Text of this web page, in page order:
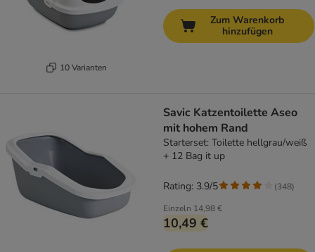
10 Varianten
Zum Warenkorb
hinzufügen
Savic Katzentoilette Aseo
mit hohem Rand
Starterset: Toilette hellgrau/weiß
+ 12 Bag it up
Einzeln 14,98 €
10,49 €
Rating: 3.9/5 (348)